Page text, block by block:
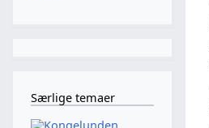
Særlige temaer